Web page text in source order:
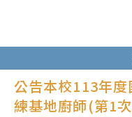
至
主
要
內
公告本校113年
練基地廚師(第1